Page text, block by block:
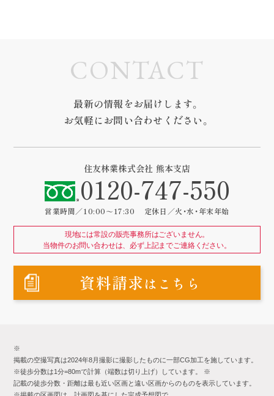
CONTACT
最新の情報をお届けします。
お気軽にお問い合わせください。
住友林業株式会社 熊本支店
0120-747-550
営業時間／10:00～17:30 定休日／火・水・年末年始
現地には常設の販売事務所はございません。
当物件のお問い合わせは、必ず上記までご連絡ください。
資料請求はこちら
※
掲載の空撮写真は2024年8月撮影に撮影したものに一部CG加工を施しています。
※徒歩分数は1分=80mで計算（端数は切り上げ）しています。 ※
記載の徒歩分数・距離は最も近い区画と遠い区画からのものを表示しています。